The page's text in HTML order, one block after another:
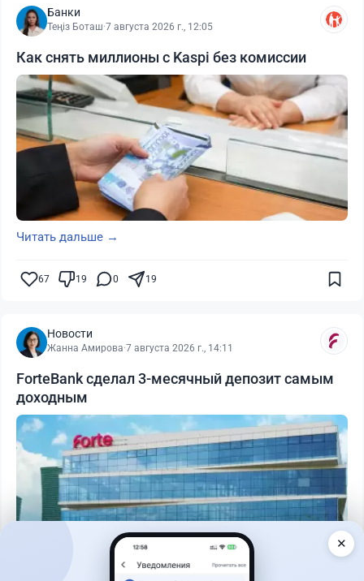
Банки
Теңіз Боташ·7 августа 2026 г., 12:05
Как снять миллионы с Kaspi без комиссии
Читать дальше →
67 19 0 19
Новости
Жанна Амирова·7 августа 2026 г., 14:11
ForteBank сделал 3-месячный депозит самым
доходным
✕